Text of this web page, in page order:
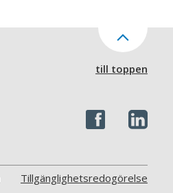
till toppen
Tillgänglighetsredogörelse